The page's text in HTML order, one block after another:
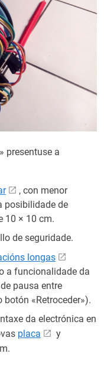
presentuse a
, con menor
posibilidade de
10 × 10 cm.
de seguridade.
longas
a funcionalidade da
pausa entre
«Retroceder»).
da electrónica en
placa
y